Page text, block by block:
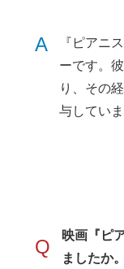
A
『ピアニ
ーです。
り、その
与していま
Q
映画『ピ
ましたか。